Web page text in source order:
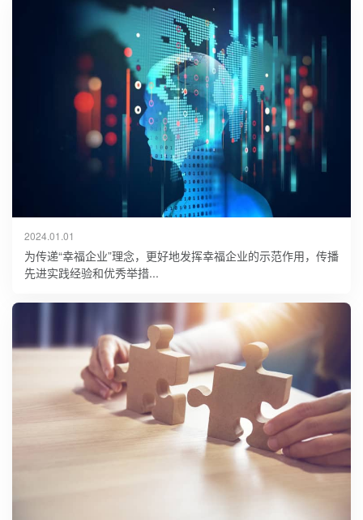
2024.01.01
为传递“幸福企业”理念，更好地发挥幸福企业的示范作用，传播
先进实践经验和优秀举措...